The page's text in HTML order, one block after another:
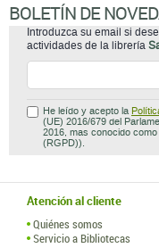
BOLETÍN DE
Introduzca su email si
actividades de la librería
He leído y acepto la
(UE) 2016/679 del
2016, mas conocido
(RGPD)).
Atención al cliente
Quiénes somos
Servicio a Bibliotecas